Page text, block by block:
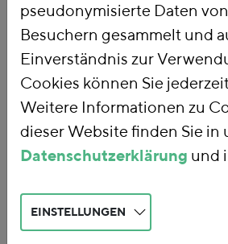
Titel
CO2-
auf
pseudonymisierte Daten
Besuchern gesammelt und
Einverständnis zur
Cookies können Sie
Weitere Informationen zu
dieser Website finden Sie in
Datenschutzerklärung und
EINSTELLUNGEN